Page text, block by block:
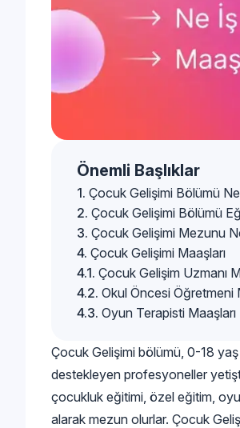
Önemli Başlıklar
Çocuk Gelişimi Bölümü
Çocuk Gelişimi Bölümü
Çocuk Gelişimi Mezunu
Çocuk Gelişimi Maaşları
Çocuk Gelişim Uzmanı
Okul Öncesi Öğretmeni
Oyun Terapisti Maaşları
Çocuk Gelişimi bölümü, 0-18
destekleyen profesyoneller
çocukluk eğitimi, özel eğitim,
alarak mezun olurlar. Çocuk